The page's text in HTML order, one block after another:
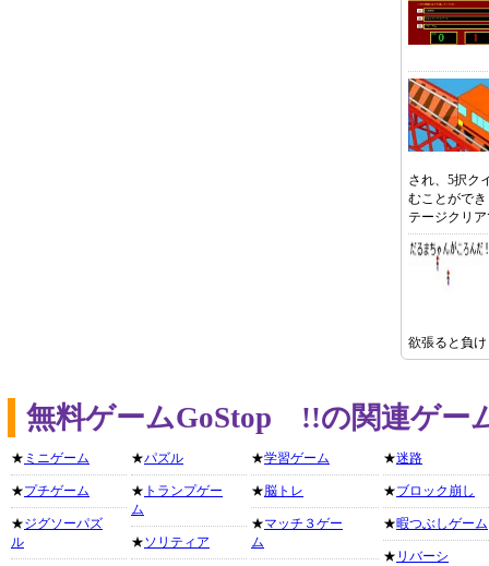
され、5択ク
むことがで
テージクリ
欲張ると負
無料ゲームGoStop !!の関連ゲー
★ ミニゲーム
★プチゲーム
★ジグソーパズ
ル
★パズル
★ トランプゲー
ム
★ソリティア
★学習ゲーム
★脳トレ
★マッチ３ゲー
ム
★迷路
★ブロック崩し
★暇つぶしゲーム
★ リバーシ